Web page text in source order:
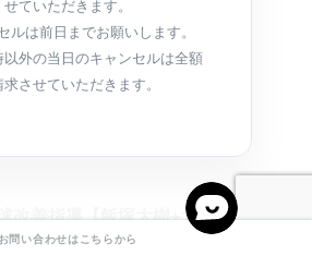
せていただきます。
ルは前日までお願いします。
外の当日のキャンセルは全額
求させていただきます。
改善指導【飯塚大樹+大野稔先生
ルトレーナー）】
お問い合わせはこちらから